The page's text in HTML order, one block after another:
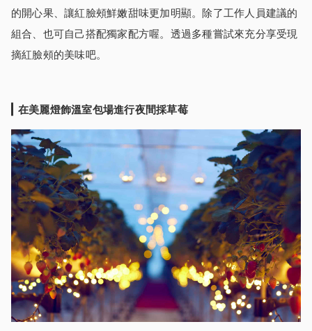
的開心果、讓紅臉頰鮮嫩甜味更加明顯。除了工作人員建議的
組合、也可自己搭配獨家配方喔。透過多種嘗試來充分享受現
摘紅臉頰的美味吧。
在美麗燈飾溫室包場進行夜間採草莓